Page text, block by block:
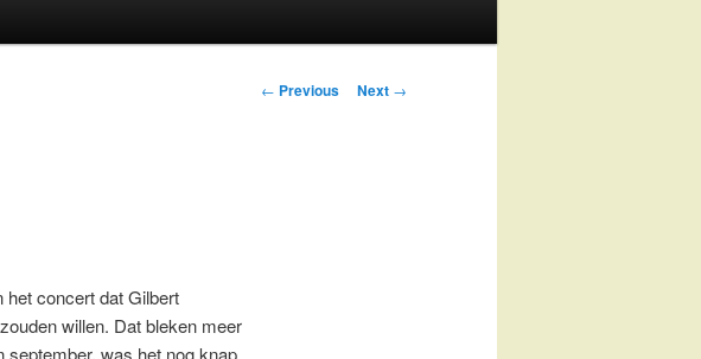
Post
← Previous Next →
het concert dat Gilbert
willen. Dat bleken meer
was het nog knap